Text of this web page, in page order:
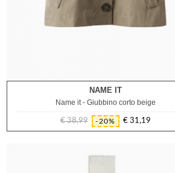
9M 12M 18M
NAME IT
Name it - Giubbino corto beige
Prezzo
€ 38,99 -20%
Prezzo
€ 31,19